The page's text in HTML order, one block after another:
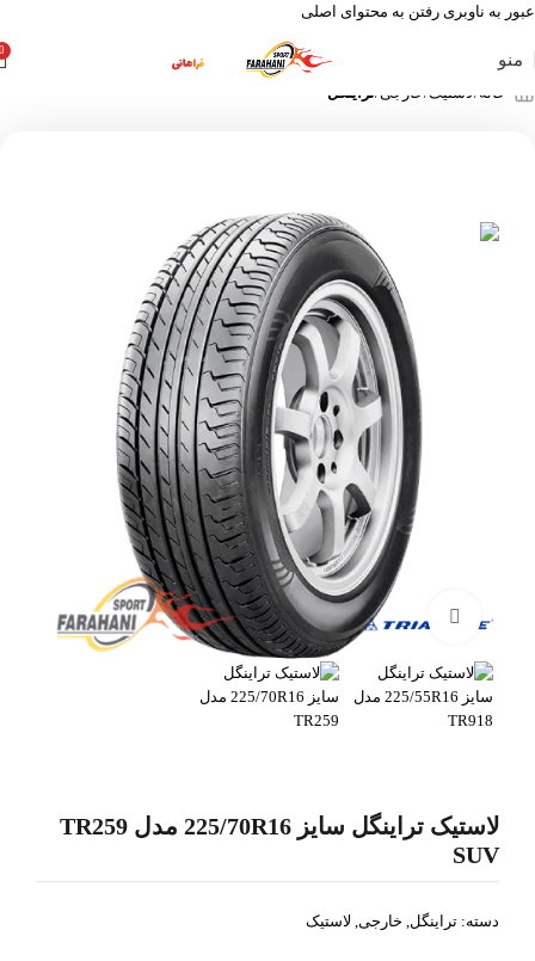
عبور به ناوبری رفتن به محتوای اصلی
منو
خانه لاستیک خارجی تراینگل
بزرگنمایی تصویر
لاستیک تراینگل سایز 225/70R16 مدل TR259
SUV
دسته: تراینگل, خارجی, لاستیک